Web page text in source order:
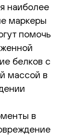
наиболее
маркеры
помочь
белков с
массой в
в